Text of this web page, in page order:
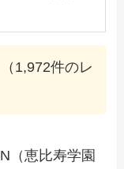
件のレ
（恵比寿学園